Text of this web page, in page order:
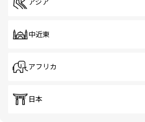
アジア
中近東
アフリカ
日本